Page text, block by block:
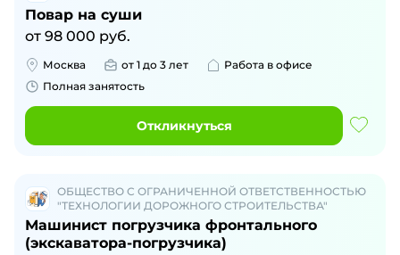
Повар на суши
от 98 000 руб.
Москва от 1 до 3 лет
Работа в офисе
Полная занятость
Откликнуться
ОБЩЕСТВО С ОГРАНИЧЕННОЙ ОТВЕТСТВЕННОСТЬЮ
"ТЕХНОЛОГИИ ДОРОЖНОГО СТРОИТЕЛЬСТВА"
Машинист погрузчика фронтального
(экскаватора-погрузчика)